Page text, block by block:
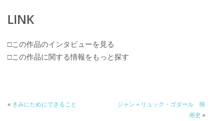
LINK
□この作品のインタビューを見る
□この作品に関する情報をもっと探す
« きみにためにできること
ジャン＝リュック・ゴダール 映
画史 »